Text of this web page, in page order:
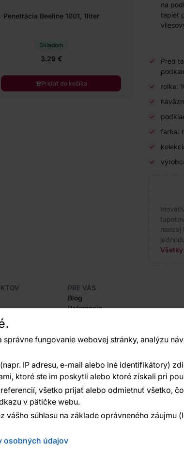
fungovanie webovej stránky, analýzu
IP adresu, e-mail alebo iné identifikátory)
ktoré ste im poskytli alebo ktoré získali pri
všetko prijať alebo odmietnuť všetko,
v pätičke webu.
vášho súhlasu na základe oprávneného
osobných údajov
na
tapiet
Pred
rolka:
farba:
naozaj
Penetrácia Beeline 1001, 1liter
Skladom
3.29 €
Pridať do košíka
PRE VÁS
Blog
Referencie
Najčastejšie otázky
O SPOLOČNOSTI
O nás